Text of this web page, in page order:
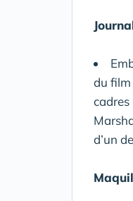
du film
cadres
d’un